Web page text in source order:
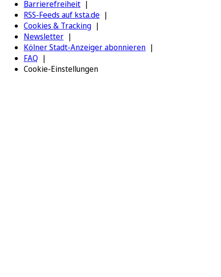
Barrierefreiheit
RSS-Feeds auf ksta.de
Cookies & Tracking
Newsletter
Kölner Stadt-Anzeiger abonnieren
FAQ
Cookie-Einstellungen